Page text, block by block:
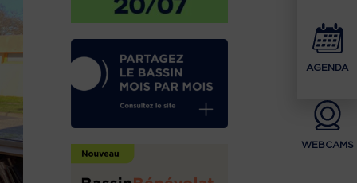
AGENDA
WEBCAMS